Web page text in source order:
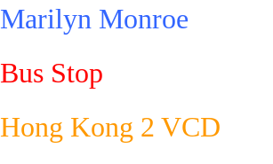
Marilyn Monroe
Bus Stop
Hong Kong 2 VCD